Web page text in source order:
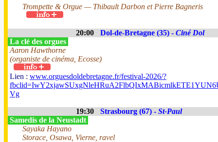
Trompette & Orgue — Thibault Darbon et Pierre Bagneris
20:00 Dol-de-Bretagne (35) - Ciné Dol
La clé des orgues
Aaron Hawthorne
(organiste de cinéma, Ecosse)
Lien : www.orguesdoldebretagne.fr/festival-2026/?
Vg
19:30 Strasbourg (67) - St-Paul
Samedis de la Neustadt
Sayaka Hayano
Storace, Osawa, Vierne, ravel